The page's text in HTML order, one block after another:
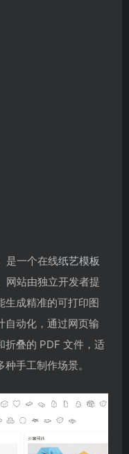
是一个在线纸艺模板
网站由独立开发者提
生成精准的可打印图
自动化，通过网页输
折叠的 PDF 文件，适
手工制作场景。